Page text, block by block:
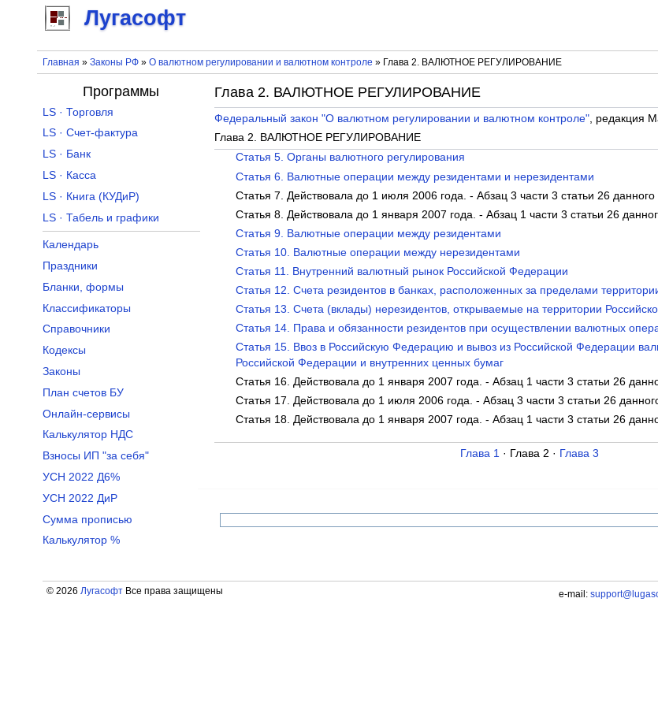
Лугасофт
Главная » Законы РФ» О валютном регулировании и валютном контроле » Глава 2. ВАЛЮТНОЕ РЕГУЛИРОВАНИЕ
Глава 2. ВАЛЮТНОЕ РЕГУЛИРОВАНИЕ
Федеральный закон "О валютном регулировании и валютном контроле", редакция
Глава 2. ВАЛЮТНОЕ РЕГУЛИРОВАНИЕ
Статья 5. Органы валютного регулирования
Статья 6. Валютные операции между резидентами и нерезидентами
Статья 7. Действовала до 1 июля 2006 года. - Абзац 3 части 3 статьи 26 данного
Статья 8. Действовала до 1 января 2007 года. - Абзац 1 части 3 статьи 26
Статья 9. Валютные операции между резидентами
Статья 10. Валютные операции между нерезидентами
Статья 11. Внутренний валютный рынок Российской Федерации
Статья 12. Счета резидентов в банках, расположенных за пределами
Статья 13. Счета (вклады) нерезидентов, открываемые на территории
Статья 14. Права и обязанности резидентов при осуществлении валютных
Статья 15. Ввоз в Российскую Федерацию и вывоз из Российской Федерации
Российской Федерации и внутренних ценных бумаг
Статья 16. Действовала до 1 января 2007 года. - Абзац 1 части 3 статьи 26
Статья 17. Действовала до 1 июля 2006 года. - Абзац 3 части 3 статьи 26
Статья 18. Действовала до 1 января 2007 года. - Абзац 1 части 3 статьи 26
Глава 1 · Глава 2 · Глава 3
Программы
LS · Торговля
LS · Счет-фактура
LS · Банк
LS · Касса
LS · Книга (КУДиР)
LS · Табель и графики
Календарь
Праздники
Бланки, формы
Классификаторы
Справочники
Кодексы
Законы
План счетов БУ
Онлайн-сервисы
Калькулятор НДС
Взносы ИП "за себя"
УСН 2022 Д6%
УСН 2022 ДиР
Сумма прописью
Калькулятор %
© 2026 ЛугасофтВсе права защищены e-mail: